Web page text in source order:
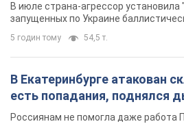
В июле страна-агрессор установила
запущенных по Украине
5 годин тому 54,5 т.
В Екатеринбурге атакован
есть попадания, поднялся
Россиянам не помогла даже работа